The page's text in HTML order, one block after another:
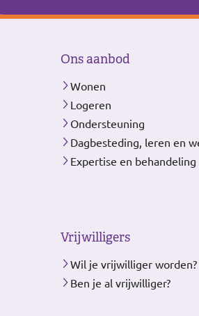
Ons aanbod
Wonen
Logeren
Ondersteuning
Dagbesteding, leren en
Expertise en behandeling
Vrijwilligers
Wil je vrijwilliger worden?
Ben je al vrijwilliger?